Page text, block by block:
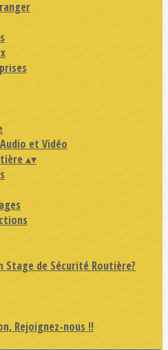
et Vidéo
▴▾
Stage de Sécurité Routière?
Rejoignez-nous !!